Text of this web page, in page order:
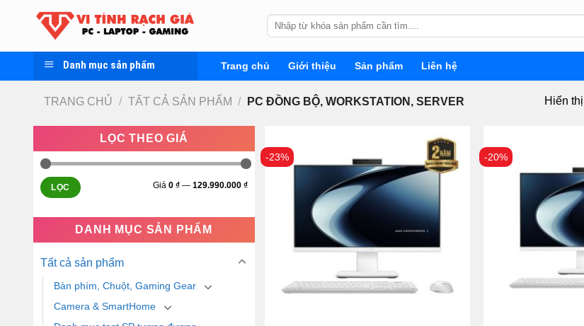
Tìm
kiếm:
Danh mục sản phẩm Trang chủ Giới thiệu Sản phẩm Liên hệ
TRANG CHỦ / TẤT CẢ SẢN PHẨM / PC ĐỒNG BỘ, WORKSTATION, SERVER Hiển
LỌC THEO GIÁ
LỌC Giá 0 ₫— 129.990.000 ₫
DANH MỤC SẢN PHẨM
Tất cả sản phẩm
Bàn phím, Chuột, Gaming Gear
Camera & SmartHome
-23% -20%